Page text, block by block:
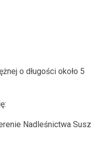
o długości około 5
Nadleśnictwa Susz